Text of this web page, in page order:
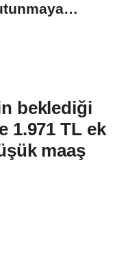
beklediği
1.971 TL ek
maaş